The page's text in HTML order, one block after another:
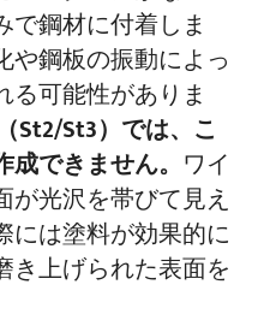
で鋼材に付着しま
や鋼板の振動によっ
る可能性がありま
St2/St3）では、こ
できません。 ワイ
が光沢を帯びて見え
には塗料が効果的に
き上げられた表面を